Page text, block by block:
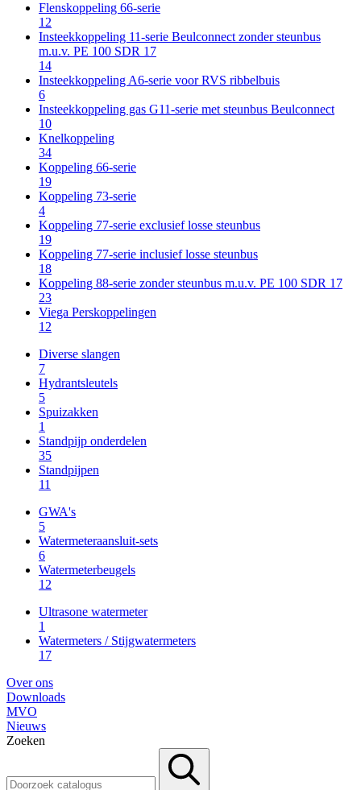
Flenskoppeling 66-serie
12
Insteekkoppeling 11-serie Beulconnect zonder steunbus
m.u.v. PE 100 SDR 17
14
Insteekkoppeling A6-serie voor RVS ribbelbuis
6
Insteekkoppeling gas G11-serie met steunbus Beulconnect
10
Knelkoppeling
34
Koppeling 66-serie
19
Koppeling 73-serie
4
Koppeling 77-serie exclusief losse steunbus
19
Koppeling 77-serie inclusief losse steunbus
18
Koppeling 88-serie zonder steunbus m.u.v. PE 100 SDR 17
23
Viega Perskoppelingen
12
Diverse slangen
7
Hydrantsleutels
5
Spuizakken
1
Standpijp onderdelen
35
Standpijpen
11
GWA's
5
Watermeteraansluit-sets
6
Watermeterbeugels
12
Ultrasone watermeter
1
Watermeters / Stijgwatermeters
17
Over ons
Downloads
MVO
Nieuws
Zoeken